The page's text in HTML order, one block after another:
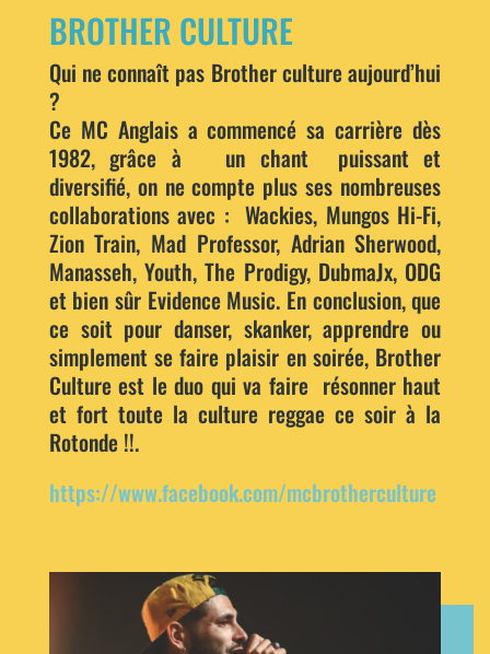
BROTHER CULTURE
Qui ne connaît pas Brother culture aujourd’hui
?
Ce MC Anglais a commencé sa carrière dès
1982, grâce à un chant puissant et
diversifié, on ne compte plus ses nombreuses
collaborations avec : Wackies, Mungos Hi-Fi,
Zion Train, Mad Professor, Adrian Sherwood,
Manasseh, Youth, The Prodigy, DubmaJx, ODG
et bien sûr Evidence Music. En conclusion, que
ce soit pour danser, skanker, apprendre ou
simplement se faire plaisir en soirée, Brother
Culture est le duo qui va faire résonner haut
et fort toute la culture reggae ce soir à la
Rotonde !!.
https://www.facebook.com/mcbrotherculture